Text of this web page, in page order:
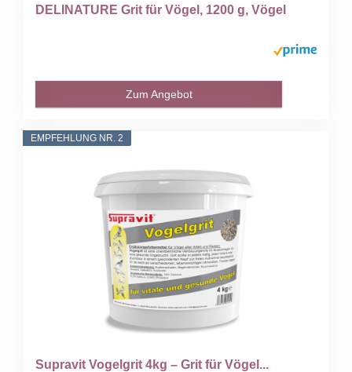
DELINATURE Grit für Vögel, 1200 g, Vögel
Zum Angebot
EMPFEHLUNG NR. 2
Supravit Vogelgrit 4kg – Grit für Vögel...